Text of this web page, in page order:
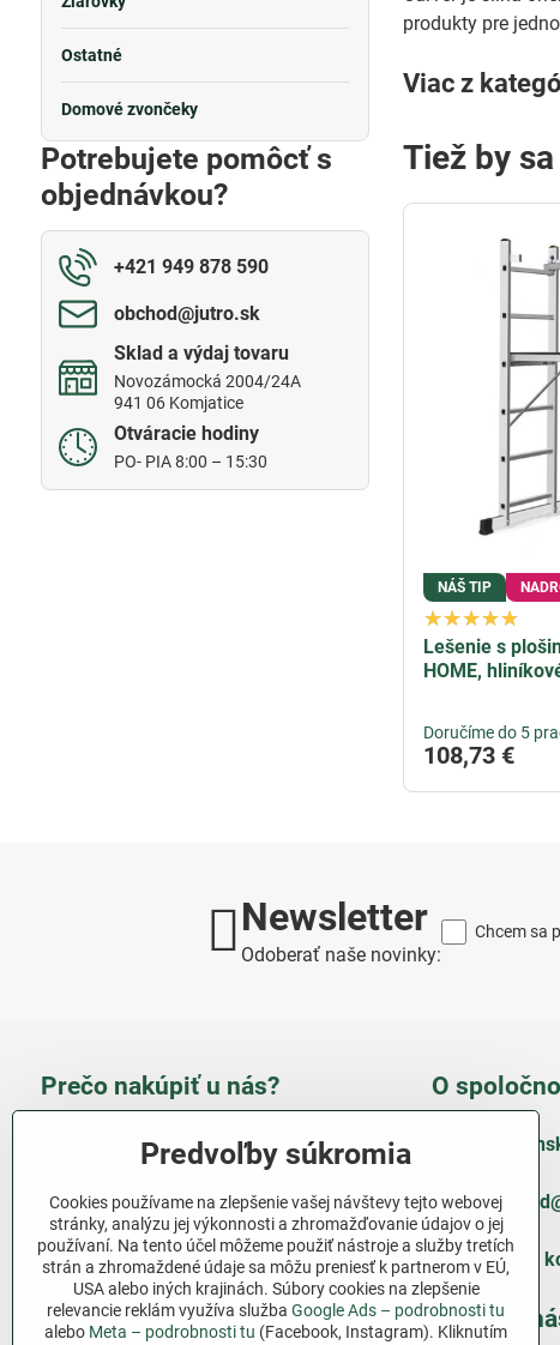
produkty pre
Viac z
Tiež by
NÁŠ TIP
Lešenie s
HOME,
Doručíme do 5
108,73 €
Ostatné
Domové zvončeky
Potrebujete pomôcť s
objednávkou?
+421 949 878 590
obchod​@jutro​.sk
Sklad a výdaj tovaru
Novozámocká 2004/24A
941 06 Komjatice
Otváracie hodiny
PO- PIA 8:00 – 15:30
Newsletter
Odoberať naše novinky:
Chcem sa
Prečo nakúpiť u nás?
Takmer 100 % spokojných
zákazníkov
Nízka cena produktov - ušetríte
Rýchla komunikácia - mail
Pri nákupe nad 69 € doprava
O
Ďalšie
Sledujte
Predvoľby súkromia
Cookies používame na zlepšenie vašej návštevy tejto webovej
stránky, analýzu jej výkonnosti a zhromažďovanie údajov o jej
používaní. Na tento účel môžeme použiť nástroje a služby tretích
strán a zhromaždené údaje sa môžu preniesť k partnerom v EÚ,
USA alebo iných krajinách. Súbory cookies na zlepšenie
relevancie reklám využíva služba Google Ads – podrobnosti tu
alebo Meta – podrobnosti tu (Facebook, Instagram). Kliknutím